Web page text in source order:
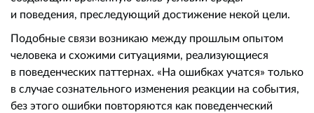
и поведения, преследующий достижение некой цели.
Подобные связи возникаю между прошлым опытом
человека и схожими ситуациями, реализующиеся
в поведенческих паттернах. «На ошибках учатся» только
в случае сознательного изменения реакции на события,
без этого ошибки повторяются как поведенческий